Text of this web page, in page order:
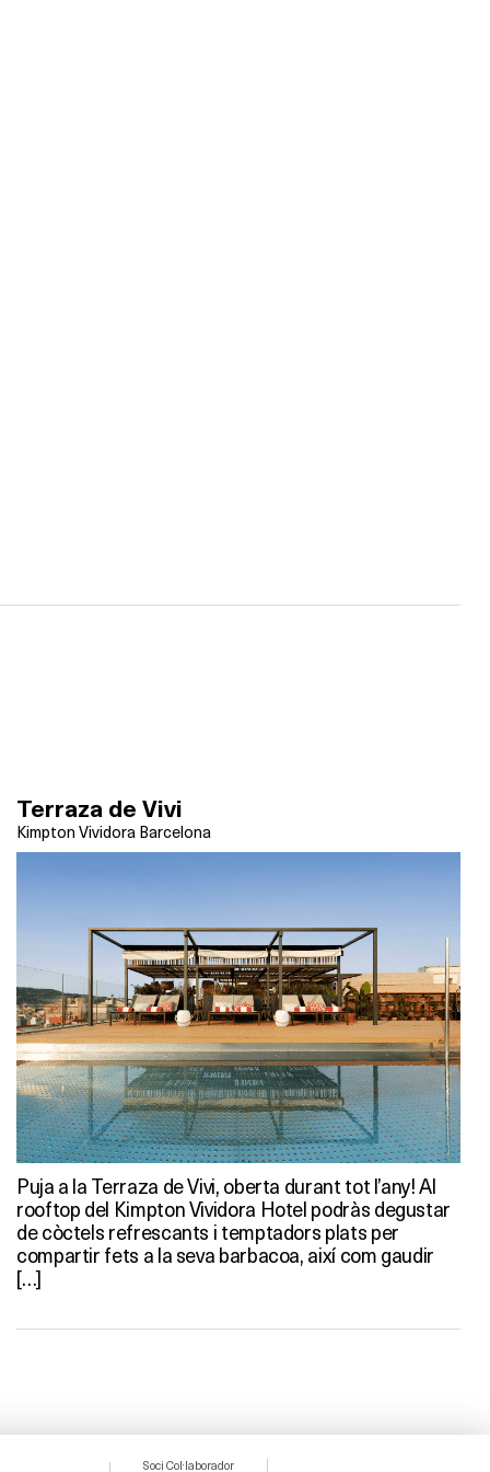
Terraza de Vivi
Kimpton Vividora Barcelona
Puja a la Terraza de Vivi, oberta durant tot l’any! Al
rooftop del Kimpton Vividora Hotel podràs degustar
de còctels refrescants i temptadors plats per
compartir fets a la seva barbacoa, així com gaudir
[…]
Soci Col·laborador